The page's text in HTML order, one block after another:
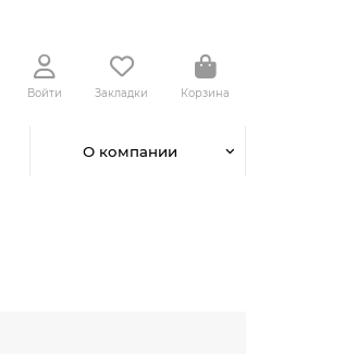
Войти Закладки Корзина
О компании